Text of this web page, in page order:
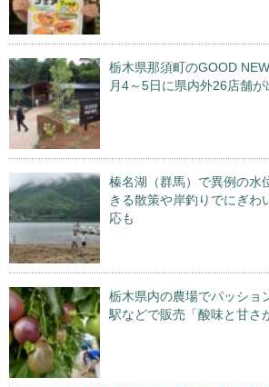
栃木県那須町のGOOD
月4～5日に県内外26店舗が
榛名湖（群馬）で異例の
きる散策や岸釣りでにぎ
応も
栃木県内の農場でパッシ
駅などで販売「酸味と甘さ